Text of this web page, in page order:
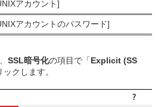
アカウント]
アカウントのパスワード]
SSL暗号化の項目で「Explicit (SS
ックします。